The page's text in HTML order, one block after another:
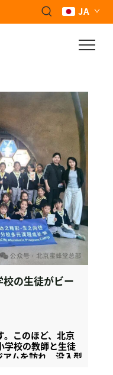
JA
の生徒がビー
。このほど、北京
学校の教師と生徒
アムを訪れ、没入型